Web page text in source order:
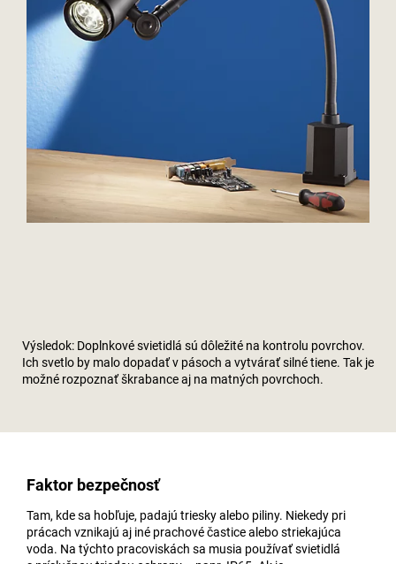
Výsledok: Doplnkové svietidlá sú dôležité na kontrolu povrchov.
Ich svetlo by malo dopadať v pásoch a vytvárať silné tiene. Tak je
možné rozpoznať škrabance aj na matných povrchoch.
Faktor bezpečnosť
Tam, kde sa hobľuje, padajú triesky alebo piliny. Niekedy pri
prácach vznikajú aj iné prachové častice alebo striekajúca
voda. Na týchto pracoviskách sa musia používať svietidlá